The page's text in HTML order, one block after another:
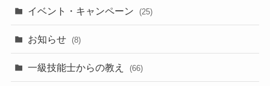
イベント・キャンペーン (25)
お知らせ (8)
一級技能士からの教え (66)